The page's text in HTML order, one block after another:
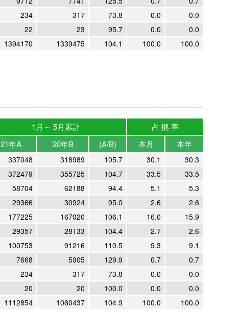
234 317 73.8 0.0
0.0
22 23 95.7 0.0
0.0
1394170 1339475 104.1 100.0 100.0
1月～ 5月累計
占 拠 率
21年A
20年B (A/B) 本月 本年
337048 318989 105.7 30.1
30.3
372479 355725 104.7 33.5
33.5
58704 62188 94.4 5.1
5.3
29366 30924 95.0 2.6
2.6
177225 167020 106.1 16.0
15.9
29357 28133 104.4 2.7
2.6
100753 91216 110.5 9.3
9.1
7668 5905 129.9 0.7
0.7
234 317 73.8 0.0
0.0
20 20 100.0 0.0
0.0
1112854 1060437 104.9 100.0 100.0